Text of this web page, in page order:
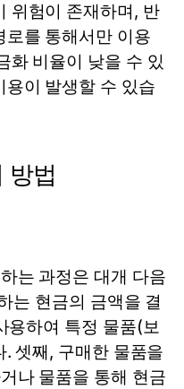
위험이 존재하며, 반
로를 통해서만 이용
화 비율이 낮을 수 있
용이 발생할 수 있습
방법
는 과정은 대개 다음
는 현금의 금액을 결
용하여 특정 물품(보
셋째, 구매한 물품을
나 물품을 통해 현금